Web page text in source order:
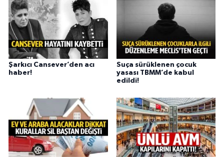
Şarkıcı Cansever’den acı
haber!
Suça sürüklenen çocuk
yasası TBMM’de kabul
edildi!